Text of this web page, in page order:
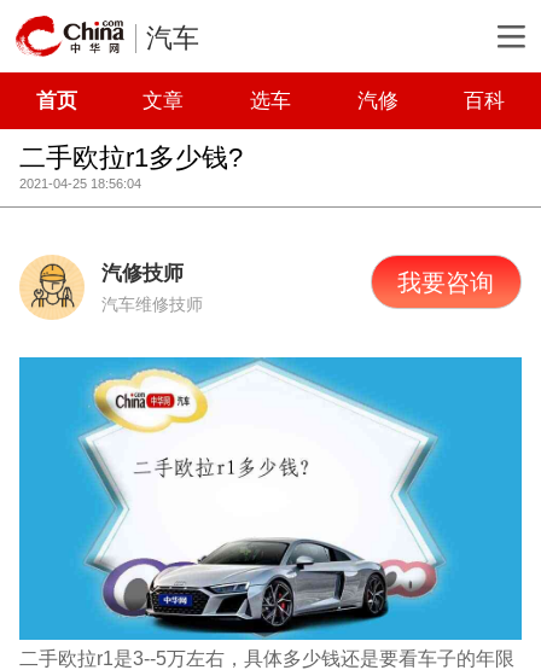
汽车
首页 文章 选车 汽修 百科
二手欧拉r1多少钱?
2021-04-25 18:56:04
汽修技师
汽车维修技师
我要咨询
二手欧拉r1是3--5万左右，具体多少钱还是要看车子的年限